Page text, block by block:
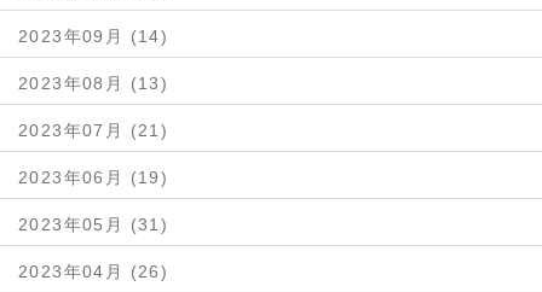
2023年09月 (14)
2023年08月 (13)
2023年07月 (21)
2023年06月 (19)
2023年05月 (31)
2023年04月 (26)